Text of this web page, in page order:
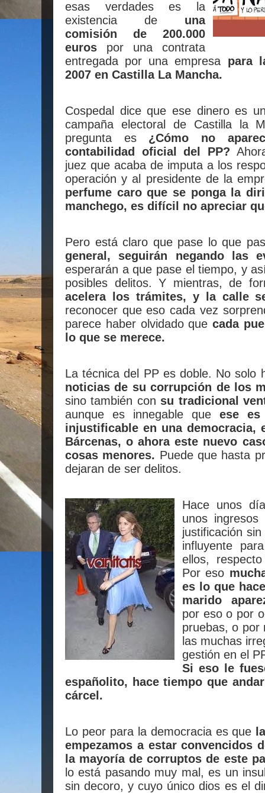
esas verdades es la
existencia de una
comisión de 200.000
euros por una contrata
entregada por una empresa para
2007 en Castilla La Mancha.
Cospedal dice que ese dinero es
campaña electoral de Castilla la
pregunta es ¿Cómo no
contabilidad oficial del PP?
juez que acaba de imputa a los
operación y al presidente de la
perfume caro que se ponga la
manchego, es difícil no apreciar
Pero está claro que pase lo que
general, seguirán negando las
esperarán a que pase el tiempo, y
posibles delitos. Y mientras, de
acelera los trámites, y la calle
reconocer que eso cada vez
parece haber olvidado que cada
lo que se merece.
La técnica del PP es doble. No solo
noticias de su corrupción de los
sino también con su tradicional
aunque es innegable que ese es
injustificable en una democracia,
Bárcenas, o ahora este nuevo
cosas menores. Puede que hasta
dejaran de ser delitos.
Hace unos
unos
justificación
influyente
ellos,
Por eso
es lo que
marido
por eso o por
pruebas, o por
las muchas
gestión en el
Si eso le
españolito, hace tiempo que
cárcel.
Lo peor para la democracia es que
empezamos a estar convencidos
la mayoría de corruptos de este
lo está pasando muy mal, es un
sin decoro, y cuyo único dios es el